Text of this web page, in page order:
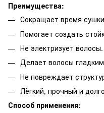
Преимущества:
Сокращает время
Помогает создать
Не электризует волосы.
Делает волосы
Не повреждает
Лёгкий, прочный и
Способ применения: